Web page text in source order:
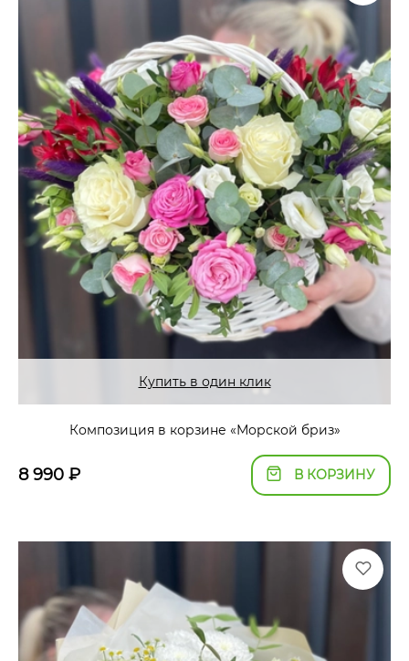
Купить в один клик
Композиция в корзине «Морской бриз»
8 990 ₽ В КОРЗИНУ